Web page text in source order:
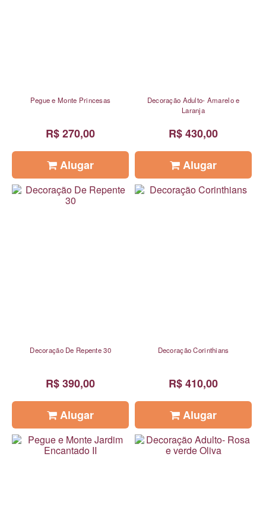
Pegue e Monte Princesas
R$ 270,00
Alugar
Decoração Adulto- Amarelo e
Laranja
R$ 430,00
Alugar
Decoração De Repente 30
R$ 390,00
Alugar
Decoração Corinthians
R$ 410,00
Alugar